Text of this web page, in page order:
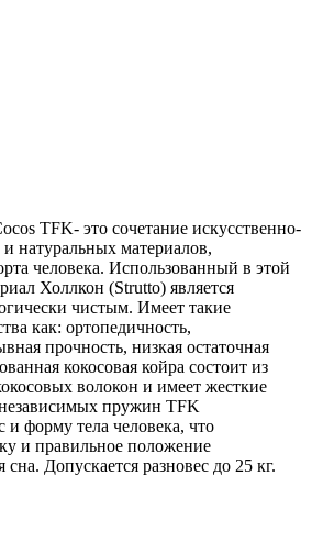
TFK- это сочетание искусственно-
натуральных материалов,
человека. Использованный в этой
Холлкон (Strutto) является
чистым. Имеет такие
как: ортопедичность,
прочность, низкая остаточная
кокосовая койра состоит из
волокон и имеет жесткие
пружин TFK
и форму тела человека, что
и правильное положение
Допускается разновес до 25 кг.